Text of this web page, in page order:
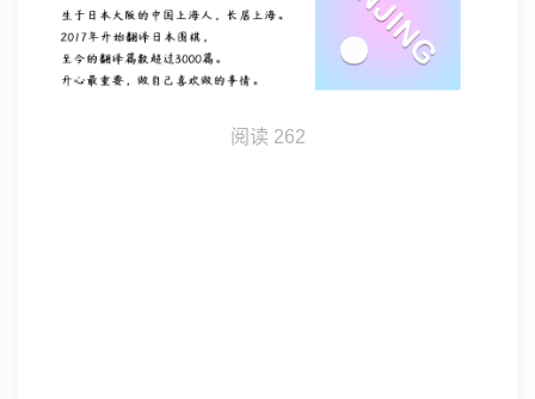
阅读 262